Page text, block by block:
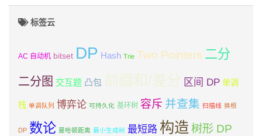
标签云
AC 自动机 bitset DP Hash Trie Two Pointers 二分
二分图 交互题 凸包 前缀和/差分 区间 DP 单调
栈 单调队列 博弈论 可持久化 基环树 容斥 并查集 扫描线 换根
DP 数论 曼哈顿距离 最小生成树 最短路 构造 树形 DP